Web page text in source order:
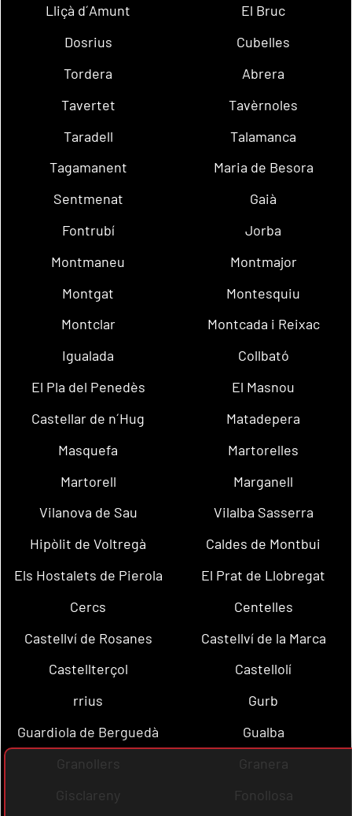
Lliçà d´Amunt
El Bruc
Dosrius
Cubelles
Tordera
Abrera
Tavertet
Tavèrnoles
Taradell
Talamanca
Tagamanent
Maria de Besora
Sentmenat
Gaià
Fontrubí
Jorba
Montmaneu
Montmajor
Montgat
Montesquiu
Montclar
Montcada i Reixac
Igualada
Collbató
El Pla del Penedès
El Masnou
Castellar de n´Hug
Matadepera
Masquefa
Martorelles
Martorell
Marganell
Vilanova de Sau
Vilalba Sasserra
Hipòlit de Voltregà
Caldes de Montbui
Els Hostalets de Pierola
El Prat de Llobregat
Cercs
Centelles
Castellví de Rosanes
Castellví de la Marca
Castellterçol
Castellolí
rrius
Gurb
Guardiola de Berguedà
Gualba
Granollers
Granera
Gisclareny
Fonollosa